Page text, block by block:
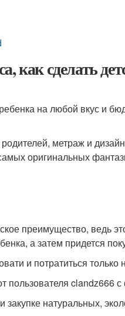
как сделать
на любой вкус и
метраж и дизайн
оригинальных
преимущество, ведь
а затем придется
и потратиться
пользователя clandz666
натуральных,